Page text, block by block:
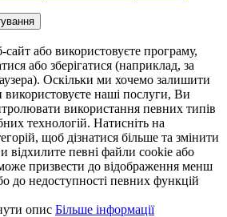
сайт або використовуєте програму,
або зберігатися (наприклад, за
Оскільки ми хочемо залишити
наші послуги, Ви
використання певних типів
технологій. Натисніть на
щоб дізнатися більше та змінити
певні файли cookie або
може призвести до відображення менш
до недоступності певних функцій
опис Більше інформації